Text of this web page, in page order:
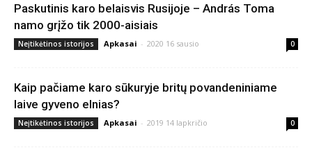
Paskutinis karo belaisvis Rusijoje – András Toma
namo grįžo tik 2000-aisiais
Neįtikėtinos istorijos Apkasai - 2020 16 sausio 0
Kaip pačiame karo sūkuryje britų povandeniniame
laive gyveno elnias?
Neįtikėtinos istorijos Apkasai - 2019 14 lapkričio 0